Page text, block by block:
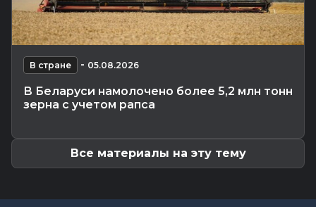
Общество -07.08.2026 15:00
Погода 8 августа в Могилевской области: не
выше +24°С, порывистый...
Общество - 07.08.2026 14:32
Могилевщины, рассказали...
Экономика -07.08.2026 14:16
В стране - 05.08.2026
В Беларуси намолочено более 5,2 млн тонн
зерна с учетом рапса
Все материалы на эту тему